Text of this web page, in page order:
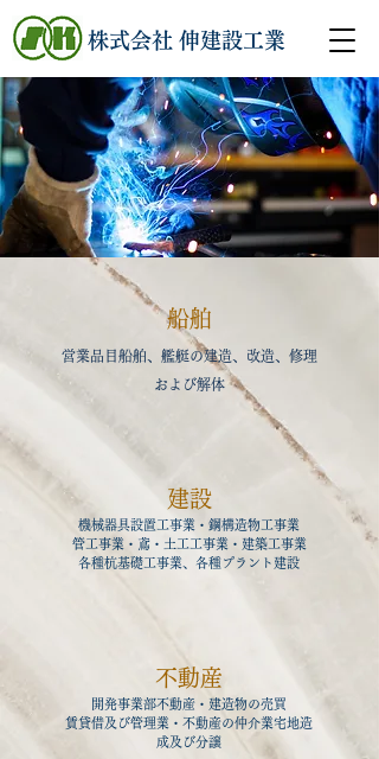
​株式会社 伸建設工業
船舶
営業品目船舶、艦艇の建造、改造、修理
および解体
​建設
機械器具設置工事業・鋼構造物工事業
管工事業・鳶・土工工事業・ 建築工事業
各種杭基礎工事業、各種プラント建設
不動産
開発事業部不動産・建造物の売買
賃貸借及び管理業・不動産の仲介業宅地造
成及び分譲